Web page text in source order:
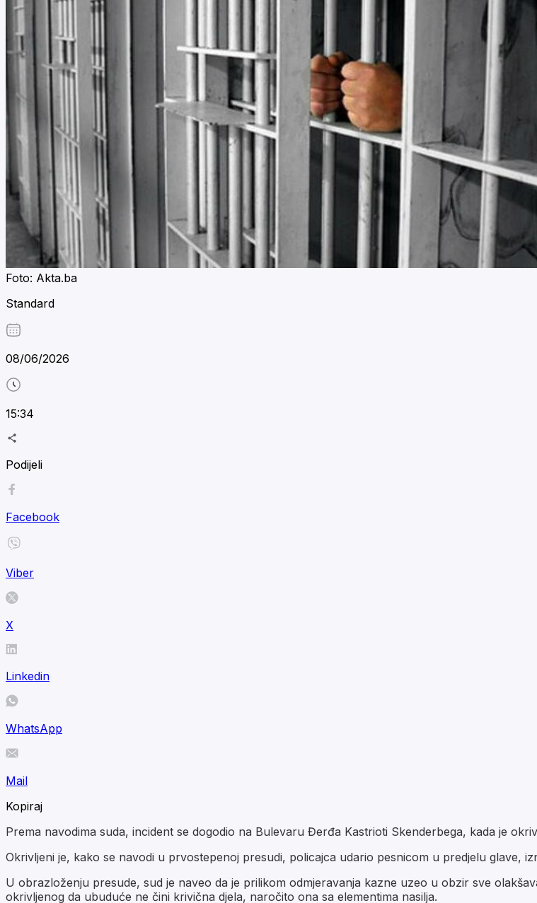
Foto: Akta.ba
Standard
08/06/2026
15:34
Podijeli
Facebook
Viber
X
Linkedin
WhatsApp
Mail
Kopiraj
Prema navodima suda, incident se dogodio na Bulevaru Đerđa Kastrioti Skenderbega, kada je
Okrivljeni je, kako se navodi u prvostepenoj presudi, policajca udario pesnicom u predjelu glave,
U obrazloženju presude, sud je naveo da je prilikom odmjeravanja kazne uzeo u obzir sve
okrivljenog da ubuduće ne čini krivična djela, naročito ona sa elementima nasilja.